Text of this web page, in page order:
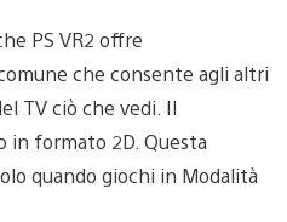
PS VR2 offre
che consente agli altri
TV ciò che vedi. Il
formato 2D. Questa
quando giochi in Modalità